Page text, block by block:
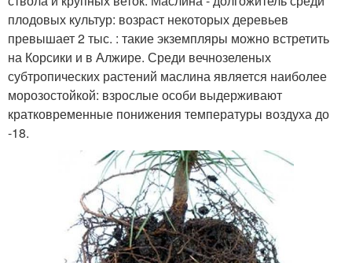
плодовых культур: возраст некоторых деревьев
превышает 2 тыс. : такие экземпляры можно встретить
на Корсики и в Алжире. Среди вечнозеленых
субтропических растений маслина является наиболее
морозостойкой: взрослые особи выдерживают
кратковременные понижения температуры воздуха до
-18.